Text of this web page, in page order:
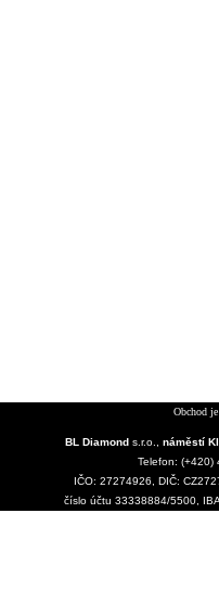
Obchod
BL Diamonds.r.o., náměstí
Telefon: (+420)
IČO: 27274926, DIČ:
číslo účtu 33338884/5500,